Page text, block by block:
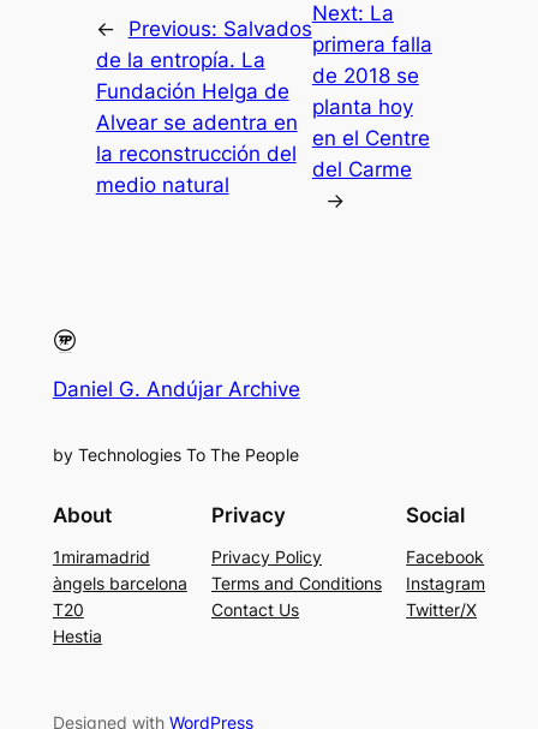
← Previous: Salvados
de la entropía. La
Fundación Helga de
Alvear se adentra en
la reconstrucción del
medio natural
Next: La
primera falla
de 2018 se
planta hoy
en el Centre
del Carme
→
Daniel G. Andújar Archive
by Technologies To The People
About
1miramadrid
àngels barcelona
T20
Hestia
Privacy
Privacy Policy
Terms and Conditions
Contact Us
Social
Facebook
Instagram
Twitter/X
Designed with WordPress